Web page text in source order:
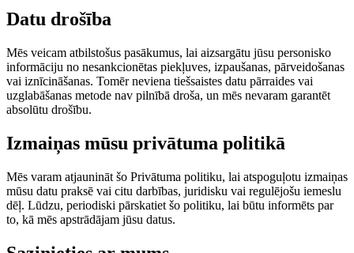
Datu drošība
Mēs veicam atbilstošus pasākumus, lai aizsargātu jūsu personisko
informāciju no nesankcionētas piekļuves, izpaušanas, pārveidošanas
vai iznīcināšanas. Tomēr neviena tiešsaistes datu pārraides vai
uzglabāšanas metode nav pilnībā droša, un mēs nevaram garantēt
absolūtu drošību.
Izmaiņas mūsu privātuma politikā
Mēs varam atjaunināt šo Privātuma politiku, lai atspoguļotu izmaiņas
mūsu datu praksē vai citu darbības, juridisku vai regulējošu iemeslu
dēļ. Lūdzu, periodiski pārskatiet šo politiku, lai būtu informēts par
to, kā mēs apstrādājam jūsu datus.